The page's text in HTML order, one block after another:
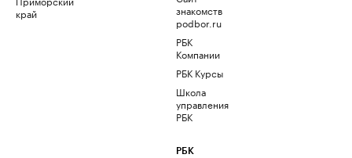
край
знакомств
podbor.ru
РБК
Компании
РБК Курсы
Школа
управления
РБК
РБК